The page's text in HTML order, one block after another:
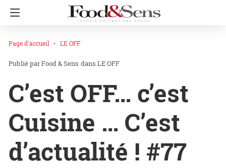
Page d'accueil LE OFF
Food & Sens dans LE OFF
C’est OFF… c’est
Cuisine … C’est
d’actualité ! #77